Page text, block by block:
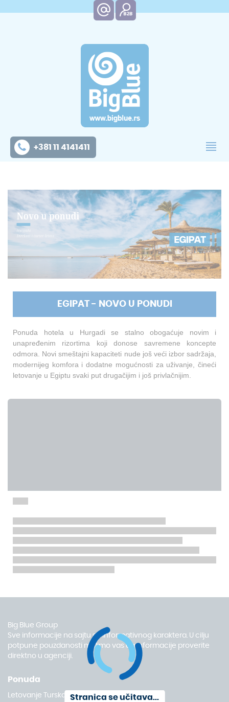
+381 11 4141411
EGIPAT - NOVO U PONUDI
Ponuda hotela u Hurgadi se stalno obogaćuje novim i
unapređenim rizortima koji donose savremene koncepte
odmora. Novi smeštajni kapaciteti nude još veći izbor sadržaja,
modernijeg komfora i dodatne mogućnosti za uživanje, čineći
letovanje u Egiptu svaki put drugačijim i još privlačnijim.
Big Blue Group
Sve informacije na sajtu su informativnog karaktera. U cilju
potpune pouzdanosti molimo vas da informacije proverite
direktno u agenciji.
Ponuda
Letovanje Turska
Stranica se učitava...